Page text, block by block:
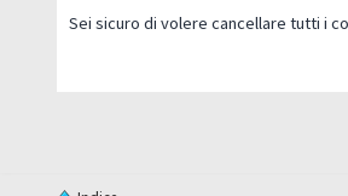
Sei sicuro di volere cancellare tutti i